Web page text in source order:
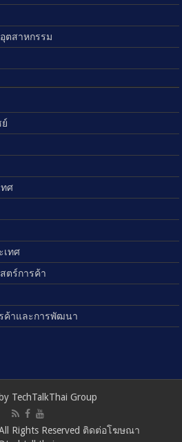
ตสาหกรรม
ทศ
เทศ
ตร์การค้า
ค้าและการพัฒนา
TechTalkThai Group
Rights Reserved ติดต่อโฆษณา